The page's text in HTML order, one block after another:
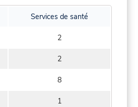
Services de santé
2
2
8
1